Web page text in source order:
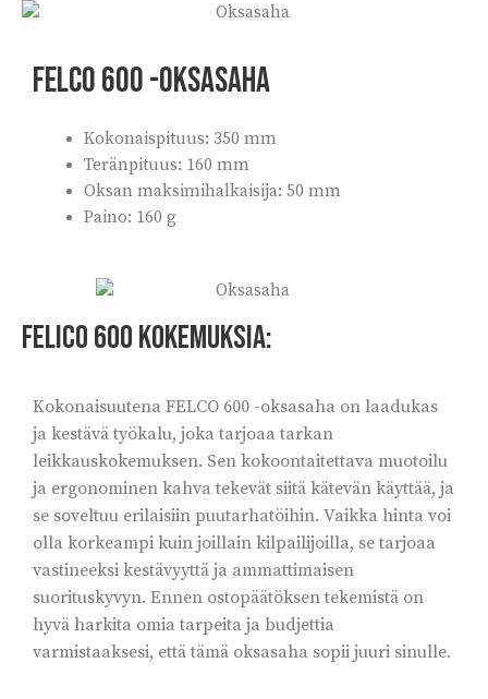
FELCO 600 -oksasaha
Kokonaispituus: 350 mm
Teränpituus: 160 mm
Oksan maksimihalkaisija: 50 mm
Paino: 160 g
Felico 600 kokemuksia:
Kokonaisuutena FELCO 600 -oksasaha on laadukas
ja kestävä työkalu, joka tarjoaa tarkan
leikkauskokemuksen. Sen kokoontaitettava muotoilu
ja ergonominen kahva tekevät siitä kätevän käyttää, ja
se soveltuu erilaisiin puutarhatöihin. Vaikka hinta voi
olla korkeampi kuin joillain kilpailijoilla, se tarjoaa
vastineeksi kestävyyttä ja ammattimaisen
suorituskyvyn. Ennen ostopäätöksen tekemistä on
hyvä harkita omia tarpeita ja budjettia
varmistaaksesi, että tämä oksasaha sopii juuri sinulle.